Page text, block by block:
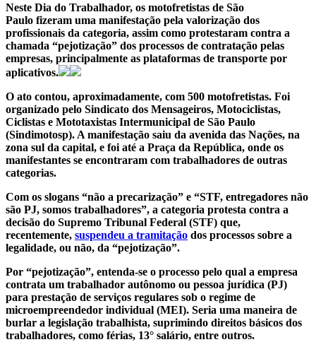
Neste Dia do Trabalhador, os motofretistas de São
Paulo fizeram uma manifestação pela valorização dos
profissionais da categoria, assim como protestaram contra a
chamada “pejotização” dos processos de contratação pelas
empresas, principalmente as plataformas de transporte por
aplicativos.
O ato contou, aproximadamente, com 500 motofretistas. Foi
organizado pelo Sindicato dos Mensageiros, Motociclistas,
Ciclistas e Mototaxistas Intermunicipal de São Paulo
(Sindimotosp). A manifestação saiu da avenida das Nações, na
zona sul da capital, e foi até a Praça da República, onde os
manifestantes se encontraram com trabalhadores de outras
categorias.
Com os slogans “não a precarização” e “STF, entregadores não
são PJ, somos trabalhadores”, a categoria protesta contra a
decisão do Supremo Tribunal Federal (STF) que,
recentemente, suspendeu a tramitação dos processos sobre a
legalidade, ou não, da “pejotização”.
Por “pejotização”, entenda-se o processo pelo qual a empresa
contrata um trabalhador autônomo ou pessoa jurídica (PJ)
para prestação de serviços regulares sob o regime de
microempreendedor individual (MEI). Seria uma maneira de
burlar a legislação trabalhista, suprimindo direitos básicos dos
trabalhadores, como férias, 13° salário, entre outros.